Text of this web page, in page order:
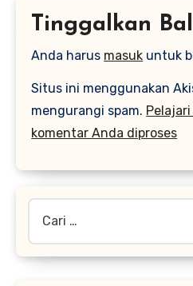
Tinggalkan
Anda harus masuk untuk
Situs ini menggunakan
mengurangi spam.
komentar Anda diproses
untuk: